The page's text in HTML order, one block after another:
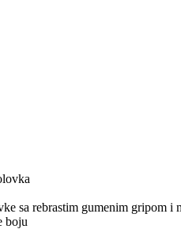
sa rebrastim gumenim gripom i
boju